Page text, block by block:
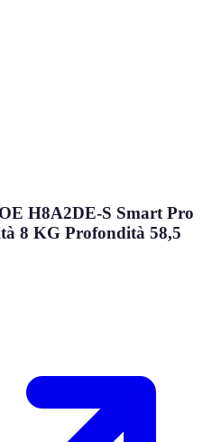
H8A2DE-S Smart Pro
8 KG Profondità 58,5